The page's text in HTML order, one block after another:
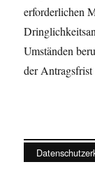
erforderlichen
Umständen
der Antragsfrist